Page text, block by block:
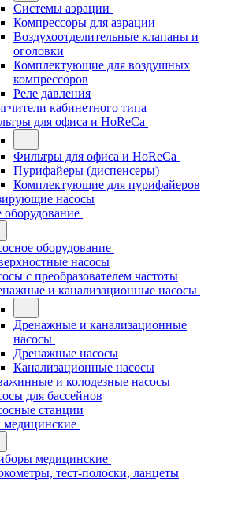
Системы аэрации
Компрессоры для аэрации
Воздухоотделительные клапаны и
оголовки
Комплектующие для воздушных
компрессоров
Реле давления
кабинетного типа
для офиса и HoReCa
Фильтры для офиса и HoReCa
Пурифайеры (диспенсеры)
Комплектующие для пурифайеров
насосы
оборудование
оборудование
насосы
с преобразователем частоты
и канализационные насосы
Дренажные и канализационные
насосы
Дренажные насосы
Канализационные насосы
и колодезные насосы
для бассейнов
станции
медицинские
тест-полоски, ланцеты